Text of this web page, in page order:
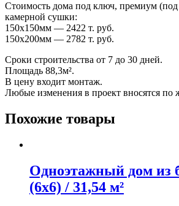
Стоимость дома под ключ, премиум
камерной сушки:
150х150мм — 2422 т. руб.
150х200мм — 2782 т. руб.
Сроки строительства от 7 до 30 дней.
Площадь 88,3м².
В цену входит монтаж.
Любые изменения в проект вносятся по
Похожие товары
Одноэтажный дом из
(6х6) / 31,54 м²